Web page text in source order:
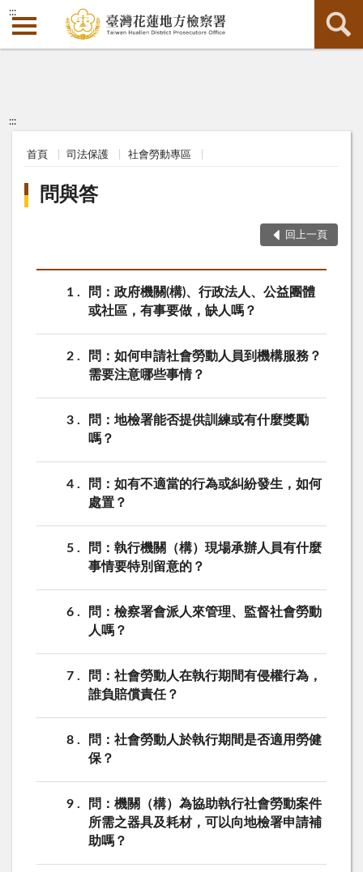
:::
:::
首頁 司法保護 社會勞動專區
問與答
回上一頁
1
問：政府機關(構)、行政法人、公益團體
或社區，有事要做，缺人嗎？
2
問：如何申請社會勞動人員到機構服務？
需要注意哪些事情？
3
問：地檢署能否提供訓練或有什麼獎勵
嗎？
4
問：如有不適當的行為或糾紛發生，如何
處置？
5
問：執行機關（構）現場承辦人員有什麼
事情要特別留意的？
6
問：檢察署會派人來管理、監督社會勞動
人嗎？
7
問：社會勞動人在執行期間有侵權行為，
誰負賠償責任？
8
問：社會勞動人於執行期間是否適用勞健
保？
9
問：機關（構）為協助執行社會勞動案件
所需之器具及耗材，可以向地檢署申請補
助嗎？